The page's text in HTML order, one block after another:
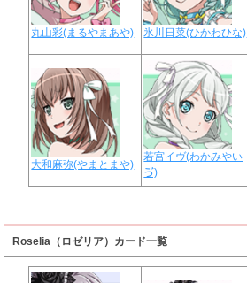
丸山彩(まるやまあや) 氷川日菜(ひかわひな)
大和麻弥(やまとまや)
若宮イヴ(わかみやい
ゔ)
Roselia（ロゼリア）カード一覧